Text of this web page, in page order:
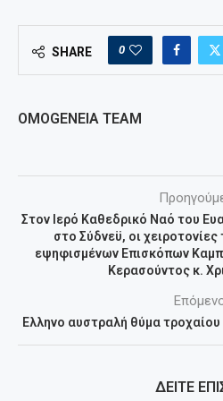
SHARE 0
OMOGENEIA TEAM
Στον Ιερό Καθεδρικό Ναό του
στο Σύδνεϋ, οι
εψηφισμένων Επισκόπων
Κερασούντος κ.
Ελληνο αυστραλή θύμα τροχαίου
ΔΕΙΤΕ